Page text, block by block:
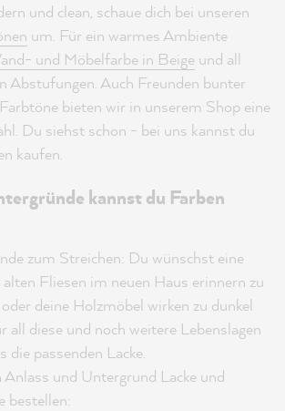
und clean, schaue dich bei unseren
um. Für ein warmes Ambiente
und Möbelfarbe in Beige und all
Abstufungen. Auch Freunden bunter
bieten wir in unserem Shop eine
Du siehst schon - bei uns kannst du
kaufen.
kannst du Farben
zum Streichen: Du wünschst eine
Fliesen im neuen Haus erinnern zu
deine Holzmöbel wirken zu dunkel
all diese und noch weitere Lebenslagen
die passenden Lacke.
und Untergrund Lacke und
bestellen: